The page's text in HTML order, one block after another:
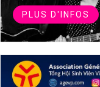
PLUS D'INFOS